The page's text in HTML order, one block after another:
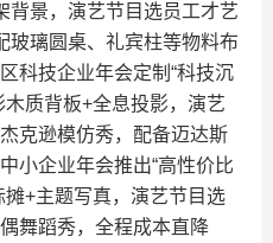
背景，演艺节目选员工才艺
玻璃圆桌、礼宾柱等物料布
科技企业年会定制“科技沉
质背板+全息投影，演艺
克逊模仿秀，配备迈达斯
小企业年会推出“高性价比
+主题写真，演艺节目选
舞蹈秀，全程成本直降